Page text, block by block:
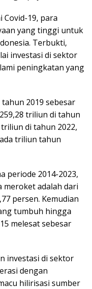
Covid-19, para
yang tinggi untuk
Terbukti,
investasi di sektor
peningkatan yang
2019 sebesar
triliun di tahun
di tahun 2022,
triliun tahun
periode 2014-2023,
meroket adalah dari
persen. Kemudian
tumbuh hingga
melesat sebesar
investasi di sektor
dengan
hilirisasi sumber